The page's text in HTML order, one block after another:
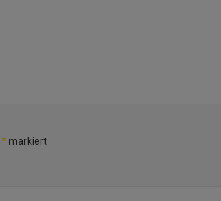
* markiert